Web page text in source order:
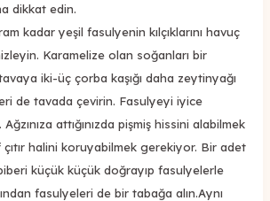
dikkat edin.
kadar yeşil fasulyenin kılçıklarını havuç
Karamelize olan soğanları bir
iki-üç çorba kaşığı daha zeytinyağı
de tavada çevirin. Fasulyeyi iyice
attığınızda pişmiş hissini alabilmek
halini koruyabilmek gerekiyor. Bir adet
biberi küçük küçük doğrayıp fasulyelerle
fasulyeleri de bir tabağa alın.Aynı